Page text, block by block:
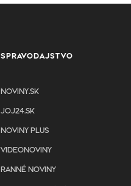
SPRAVODAJSTVO
NOVINY.SK
JOJ24.SK
NOVINY PLUS
VIDEONOVINY
RANNÉ NOVINY